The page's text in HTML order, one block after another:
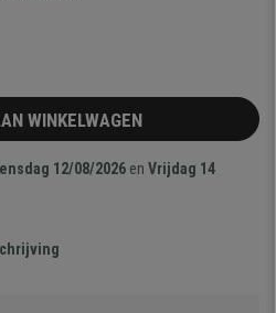
WINKELWAGEN
12/08/2026 en Vrijdag 14